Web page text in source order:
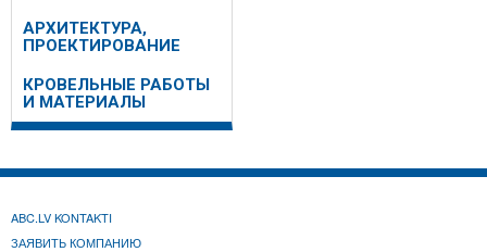
АРХИТЕКТУРА,
ПРОЕКТИРОВАНИЕ
КРОВЕЛЬНЫЕ РАБОТЫ
И МАТЕРИАЛЫ
ABC.LV KONTAKTI
ЗАЯВИТЬ КОМПАНИЮ